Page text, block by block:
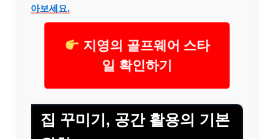
아보세요.
지영의 골프웨어 스타
일 확인하기
집 꾸미기, 공간 활용의 기본